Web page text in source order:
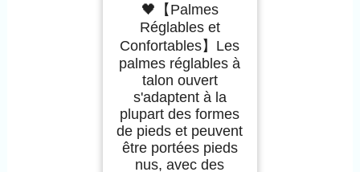
🖤【Palmes
Réglables et
Confortables】Les
palmes réglables à
talon ouvert
s'adaptent à la
plupart des formes
de pieds et peuvent
être portées pieds
nus, avec des